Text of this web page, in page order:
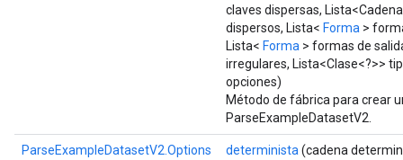
claves dispersas,
dispersos, Lista< Forma >
Lista< Forma > formas de
irregulares, Lista<Clase<?>>
opciones)
Método de fábrica para crear
ParseExampleDatasetV2.
ParseExampleDatasetV2.Options
determinista (cadena